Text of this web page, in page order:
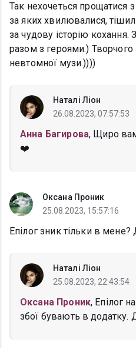
Так нехочеться прощатися
за яких хвилювалися,
за чудову історію
разом з героями.)
невтомної музи.))))
Наталі Ліон
26.08.2023, 07:57:53
Анна Багирова, Щиро
❤️
Оксана Проник
25.08.2023, 15:57:16
Епілог зник тільки в
Наталі Ліон
25.08.2023, 22:43:54
Оксана Проник, Епілог
збої бувають в